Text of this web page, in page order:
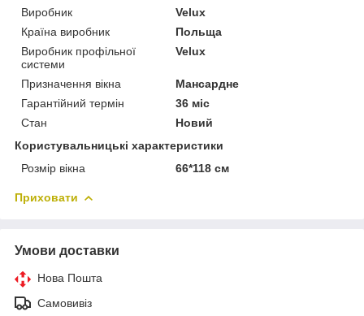
Виробник
Velux
Країна виробник
Польща
Виробник профільної
системи
Velux
Призначення вікна
Мансардне
Гарантійний термін
36 міс
Стан
Новий
Користувальницькі характеристики
Розмір вікна
66*118 см
Приховати
Умови доставки
Нова Пошта
Самовивіз